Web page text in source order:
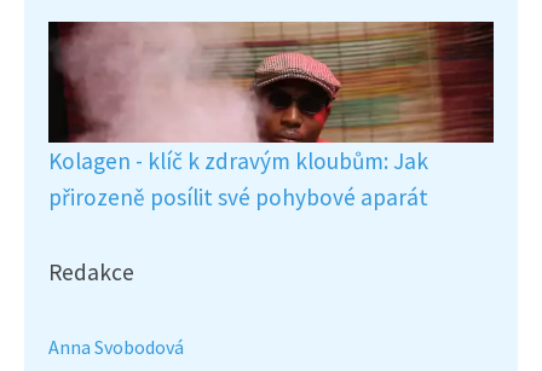
Kolagen - klíč k zdravým kloubům: Jak
přirozeně posílit své pohybové aparát
Redakce
Anna Svobodová